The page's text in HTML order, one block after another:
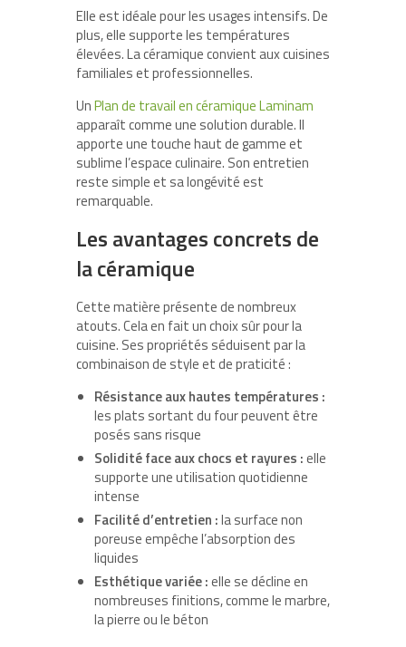
Elle est idéale pour les usages intensifs. De
plus, elle supporte les températures
élevées. La céramique convient aux cuisines
familiales et professionnelles.
UnPlan de travail en céramique Laminam
apparaît comme une solution durable. Il
apporte une touche haut de gamme et
sublime l’espace culinaire. Son entretien
reste simple et sa longévité est
remarquable.
Les avantages concrets de
la céramique
Cette matière présente de nombreux
atouts. Cela en fait un choix sûr pour la
cuisine. Ses propriétés séduisent par la
combinaison de style et de praticité :
Résistance aux hautes températures :
les plats sortant du four peuvent être
posés sans risque
Solidité face aux chocs et rayures :elle
supporte une utilisation quotidienne
intense
Facilité d’entretien :la surface non
poreuse empêche l’absorption des
liquides
Esthétique variée :elle se décline en
nombreuses finitions, comme le marbre,
la pierre ou le béton